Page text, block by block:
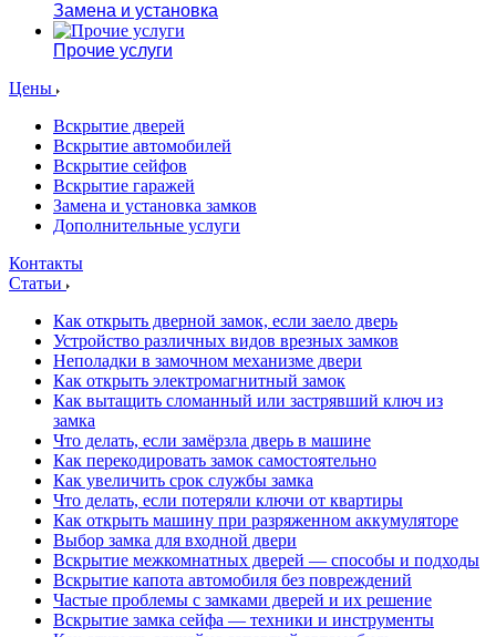
Замена и установка
Прочие услуги
Цены
Вскрытие дверей
Вскрытие автомобилей
Вскрытие сейфов
Вскрытие гаражей
Замена и установка замков
Дополнительные услуги
Контакты
Статьи
Как открыть дверной замок, если заело дверь
Устройство различных видов врезных замков
Неполадки в замочном механизме двери
Как открыть электромагнитный замок
Как вытащить сломанный или застрявший ключ из
замка
Что делать, если замёрзла дверь в машине
Как перекодировать замок самостоятельно
Как увеличить срок службы замка
Что делать, если потеряли ключи от квартиры
Как открыть машину при разряженном аккумуляторе
Выбор замка для входной двери
Вскрытие межкомнатных дверей — способы и подходы
Вскрытие капота автомобиля без повреждений
Частые проблемы с замками дверей и их решение
Вскрытие замка сейфа — техники и инструменты